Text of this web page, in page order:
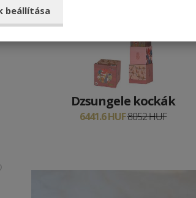
Dzsungele kockák
6441.6 HUF8052 HUF
beállítása